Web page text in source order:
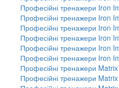
Професійні тренажери Iron
Професійні тренажери Iron
Професійні тренажери Iron
Професійні тренажери Iron
Професійні тренажери Iron
Професійні тренажери Iron
Професійні тренажери Matrix
Професійні тренажери